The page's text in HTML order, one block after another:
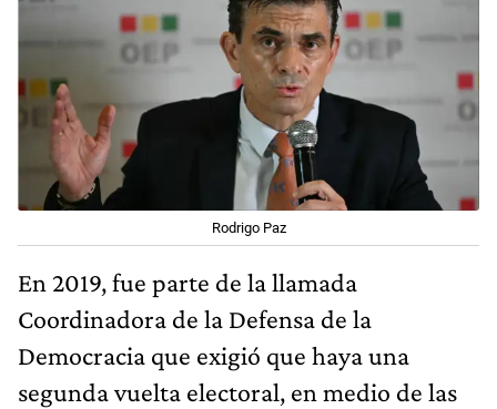
Rodrigo Paz
En 2019, fue parte de la llamada
Coordinadora de la Defensa de la
Democracia que exigió que haya una
segunda vuelta electoral, en medio de las